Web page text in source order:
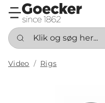
Klik og søg her...
Video Rigs